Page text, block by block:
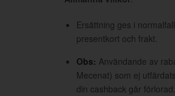
Ersättning ges i
presentkort och frakt.
Obs: Användande av
Mecenat) som ej
din cashback går förlorad.